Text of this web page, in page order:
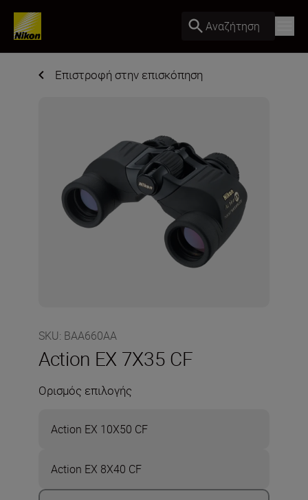
Αναζήτηση
Επιστροφή στην επισκόπηση
SKU: BAA660AA
Action EX 7X35 CF
Ορισμός επιλογής
Action EX 10X50 CF
Action EX 8X40 CF